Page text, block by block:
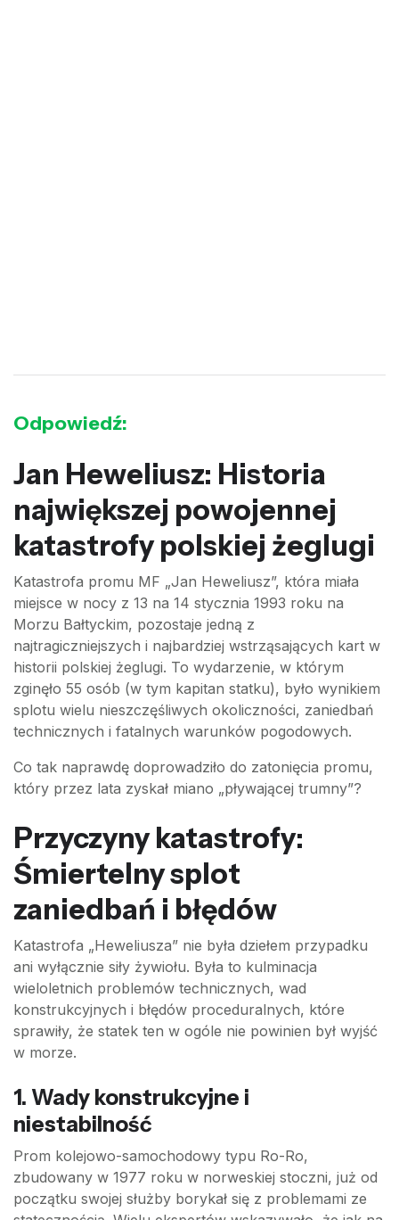
Odpowiedź:
Jan Heweliusz: Historia
największej powojennej
katastrofy polskiej żeglugi
Katastrofa promu MF „Jan Heweliusz”, która miała
miejsce w nocy z 13 na 14 stycznia 1993 roku na
Morzu Bałtyckim, pozostaje jedną z
najtragiczniejszych i najbardziej wstrząsających kart w
historii polskiej żeglugi. To wydarzenie, w którym
zginęło 55 osób (w tym kapitan statku), było wynikiem
splotu wielu nieszczęśliwych okoliczności, zaniedbań
technicznych i fatalnych warunków pogodowych.
Co tak naprawdę doprowadziło do zatonięcia promu,
który przez lata zyskał miano „pływającej trumny”?
Przyczyny katastrofy:
Śmiertelny splot
zaniedbań i błędów
Katastrofa „Heweliusza” nie była dziełem przypadku
ani wyłącznie siły żywiołu. Była to kulminacja
wieloletnich problemów technicznych, wad
konstrukcyjnych i błędów proceduralnych, które
sprawiły, że statek ten w ogóle nie powinien był wyjść
w morze.
1. Wady konstrukcyjne i
niestabilność
Prom kolejowo-samochodowy typu Ro-Ro,
zbudowany w 1977 roku w norweskiej stoczni, już od
początku swojej służby borykał się z problemami ze